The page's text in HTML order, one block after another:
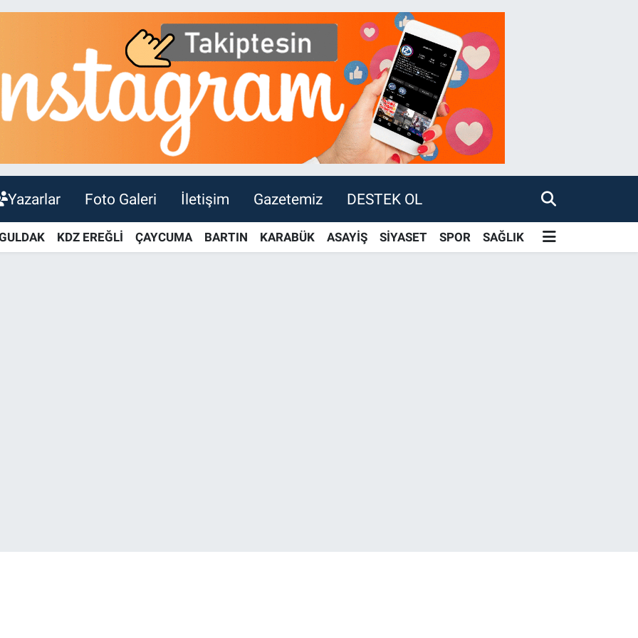
Yazarlar Foto Galeri İletişim Gazetemiz DESTEK OL
KDZ EREĞLİ ÇAYCUMA BARTIN KARABÜK ASAYİŞ SİYASET SPOR SAĞLIK